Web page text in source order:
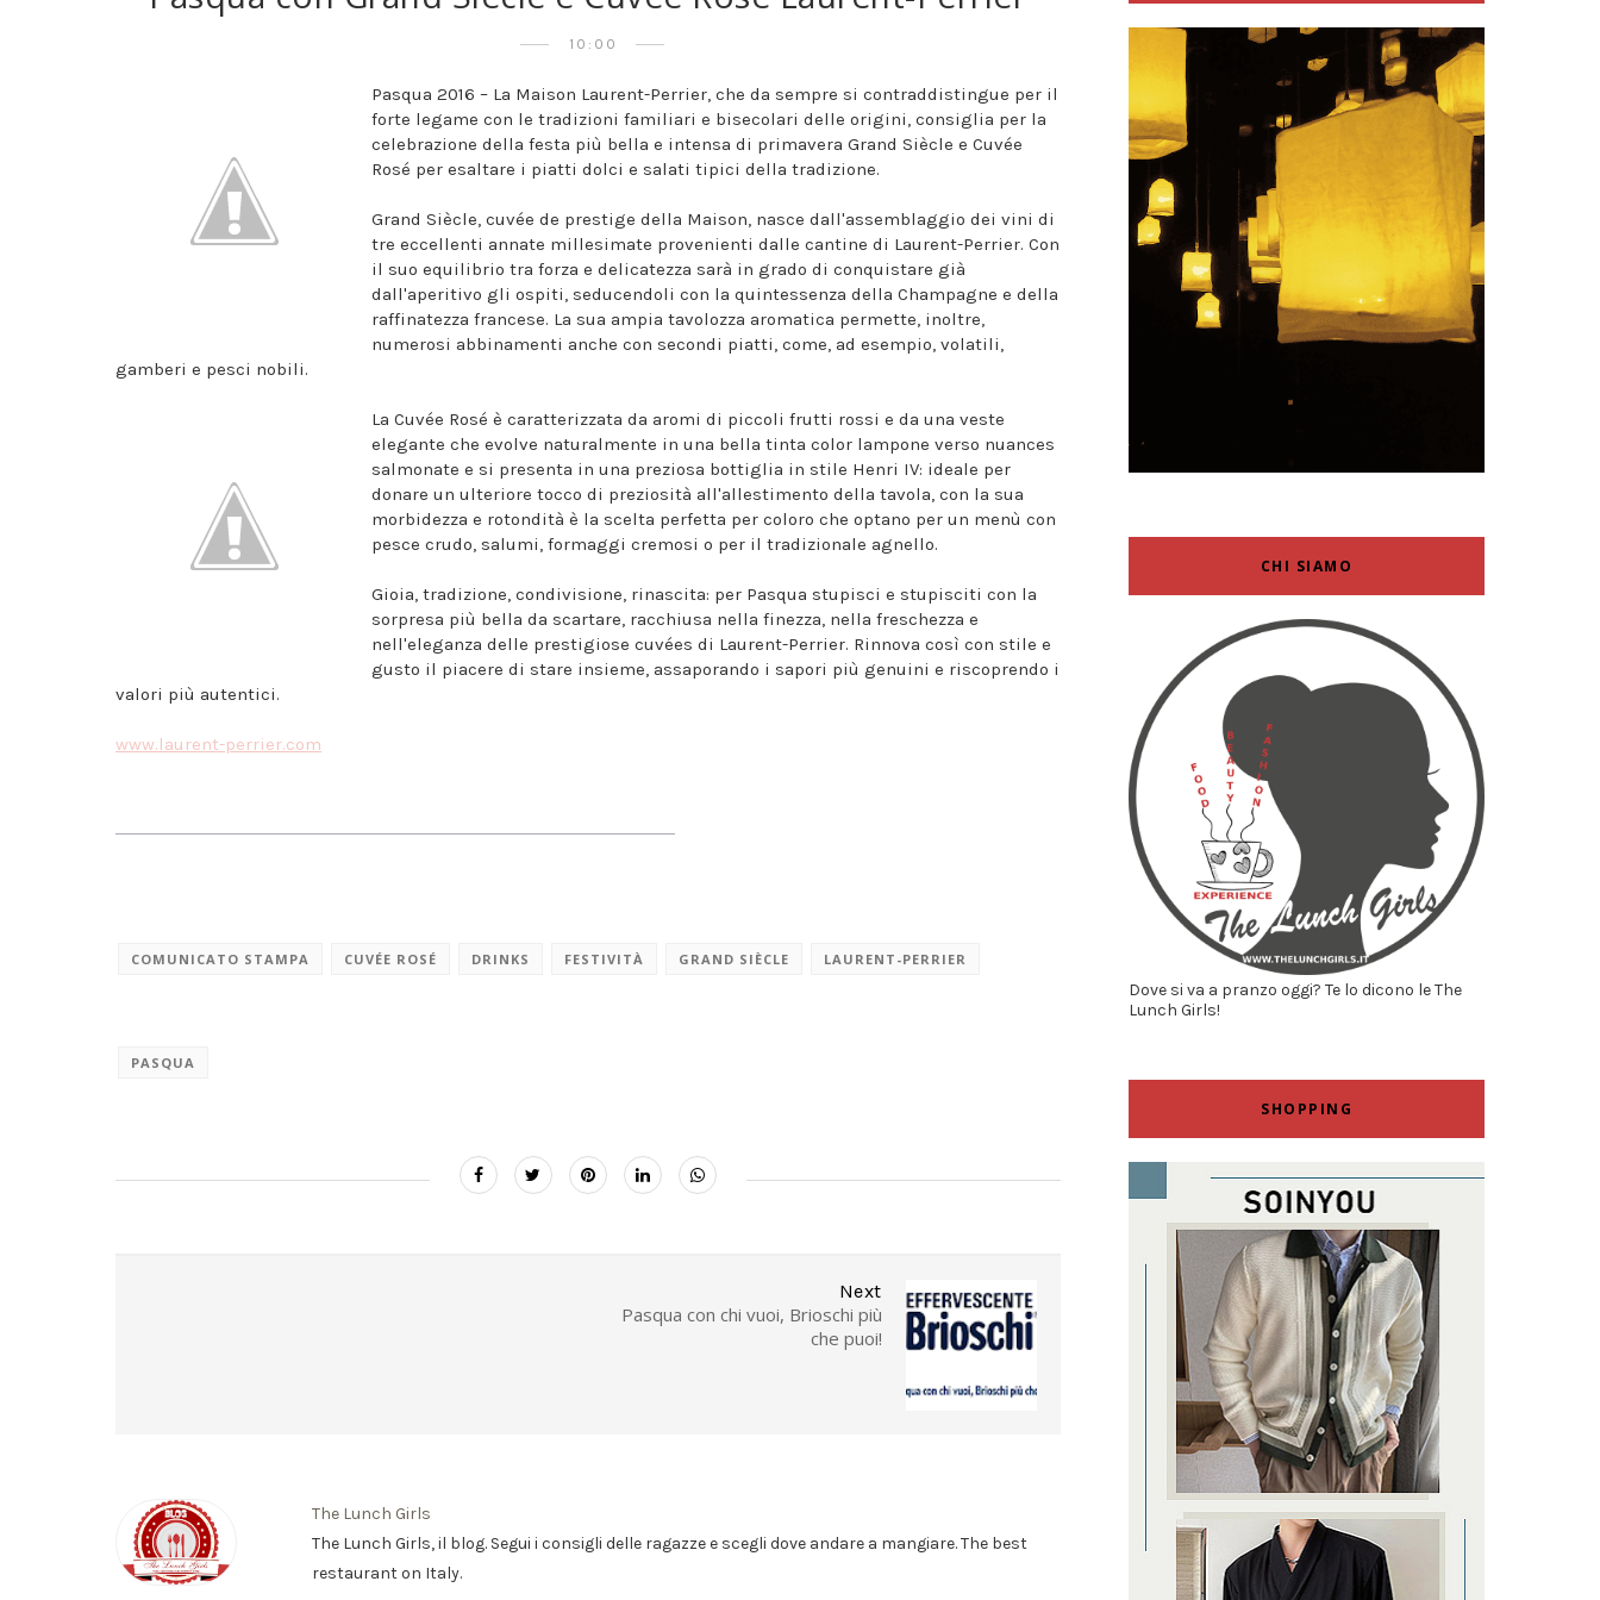
10:00
Pasqua 2016 – La Maison Laurent-Perrier, che da sempre si contraddistingue per il
forte legame con le tradizioni familiari e bisecolari delle origini, consiglia per la
celebrazione della festa più bella e intensa di primavera Grand Siècle e Cuvée
Rosé per esaltare i piatti dolci e salati tipici della tradizione.
Grand Siècle, cuvée de prestige della Maison, nasce dall'assemblaggio dei vini di
tre eccellenti annate millesimate provenienti dalle cantine di Laurent-Perrier. Con
il suo equilibrio tra forza e delicatezza sarà in grado di conquistare già
dall'aperitivo gli ospiti, seducendoli con la quintessenza della Champagne e della
raffinatezza francese. La sua ampia tavolozza aromatica permette, inoltre,
numerosi abbinamenti anche con secondi piatti, come, ad esempio, volatili,
gamberi e pesci nobili.
La Cuvée Rosé è caratterizzata da aromi di piccoli frutti rossi e da una veste
elegante che evolve naturalmente in una bella tinta color lampone verso nuances
salmonate e si presenta in una preziosa bottiglia in stile Henri IV: ideale per
donare un ulteriore tocco di preziosità all'allestimento della tavola, con la sua
morbidezza e rotondità è la scelta perfetta per coloro che optano per un menù con
pesce crudo, salumi, formaggi cremosi o per il tradizionale agnello.
Gioia, tradizione, condivisione, rinascita: per Pasqua stupisci e stupisciti con la
sorpresa più bella da scartare, racchiusa nella finezza, nella freschezza e
nell'eleganza delle prestigiose cuvées di Laurent-Perrier. Rinnova così con stile e
gusto il piacere di stare insieme, assaporando i sapori più genuini e riscoprendo i
valori più autentici.
www.laurent-perrier.com
COMUNICATO STAMPA CUVÉE ROSÉ DRINKS FESTIVITÀ GRAND SIÈCLE LAURENT-PERRIER
PASQUA
Next
Pasqua con chi vuoi, Brioschi più
che puoi!
The Lunch Girls
The Lunch Girls, il blog. Segui i consigli delle ragazze e scegli dove andare a mangiare. The best
restaurant on Italy.
CHI SIAMO
Dove si va a pranzo oggi? Te lo dicono le The
Lunch Girls!
SHOPPING